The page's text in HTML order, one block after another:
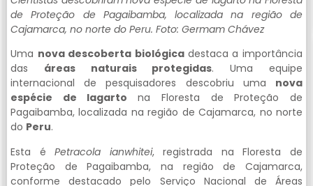
de Proteção de Pagaibamba, localizada na região de
Cajamarca, no norte do Peru. Foto: Germam Chávez
Uma nova descoberta biológica destaca a importância
das áreas naturais protegidas. Uma equipe
internacional de pesquisadores descobriu uma nova
espécie de lagartona Floresta de Proteção de
Pagaibamba, localizada na região de Cajamarca, no norte
do Peru.
Esta éPetracola ianwhitei, registrada na Floresta de
Proteção de Pagaibamba, na região de Cajamarca,
conforme destacado pelo Serviço Nacional de Áreas